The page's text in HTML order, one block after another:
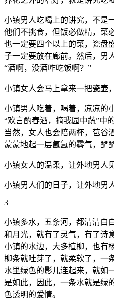
小镇男人吃喝上的讲究，不是
他们不挑食，但饭必做精，菜
也一定要四个以上的菜，瓷盘
子一定要放在廊前。然后，男
“酒啊，没酒咋吃饭啊？”
小镇女人会马上拿来一把瓷壶
小镇男人吃着，喝着，凉凉的
“欢言酌春酒，摘我园中蔬”中
当然，女人也会陪两杯，苞谷
蒙蒙地起一层氤氲的雾气，酽
小镇女人的温柔，让外地男人
小镇男人们的日子，让外地男
3
小镇多水，五条河，都清清白
和月光，就有了灵气，有了诗
小镇的水边，大多植柳，也有
柳条就吐芽了，就柔软了，一
水里绿色的影儿连起来，就如
是如此，因此，一条水就是绿
色透明的爱情。